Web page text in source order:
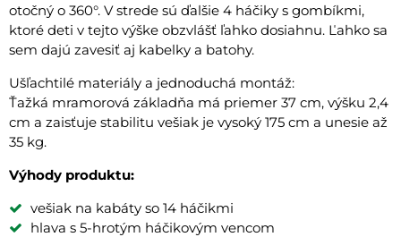
otočný o 360°. V strede sú ďalšie 4 háčiky s gombíkmi,
ktoré deti v tejto výške obzvlášť ľahko dosiahnu. Ľahko sa
sem dajú zavesiť aj kabelky a batohy.
Ušľachtilé materiály a jednoduchá montáž:
Ťažká mramorová základňa má priemer 37 cm, výšku 2,4
cm a zaisťuje stabilitu vešiak je vysoký 175 cm a unesie až
35 kg.
Výhody produktu:
vešiak na kabáty so 14 háčikmi
hlava s 5-hrotým háčikovým vencom